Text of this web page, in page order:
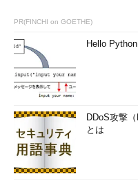
PR(FINCHI on GOETHE)
Hello
DDoS攻撃
とは